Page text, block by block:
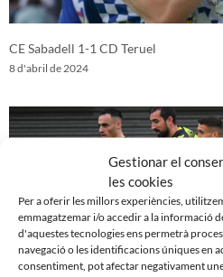
Gestionar el
les cookies
Per a oferir les millors experiències,
emmagatzemar i/o accedir a la informació
d'aquestes tecnologies ens permetrà
navegació o les identificacions úniques en
consentiment, pot afectar negativament
CE Sabadell 1-1 CD Teruel
8 d'abril de 2024